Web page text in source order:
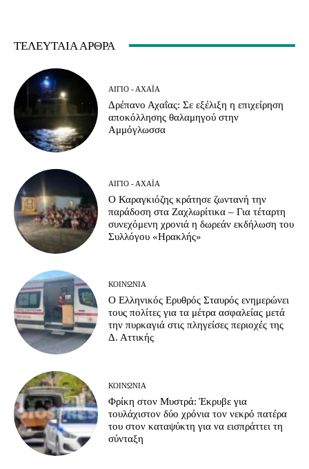
ΤΕΛΕΥΤΑΊΑ ΆΡΘΡΑ
ΑΊΓΙΟ - ΑΧΑΪ́Α
Δρέπανο Αχαΐας: Σε εξέλιξη η επιχείρηση
αποκόλλησης θαλαμηγού στην
Αμμόγλωσσα
ΑΊΓΙΟ - ΑΧΑΪ́Α
Ο Καραγκιόζης κράτησε ζωντανή την
παράδοση στα Ζαχλωρίτικα – Για τέταρτη
συνεχόμενη χρονιά η δωρεάν εκδήλωση του
Συλλόγου «Ηρακλής»
ΚΟΙΝΩΝΊΑ
Ο Ελληνικός Ερυθρός Σταυρός ενημερώνει
τους πολίτες για τα μέτρα ασφαλείας μετά
την πυρκαγιά στις πληγείσες περιοχές της
Δ. Αττικής
ΚΟΙΝΩΝΊΑ
Φρίκη στον Μυστρά: Έκρυβε για
τουλάχιστον δύο χρόνια τον νεκρό πατέρα
του στον καταψύκτη για να εισπράττει τη
σύνταξη